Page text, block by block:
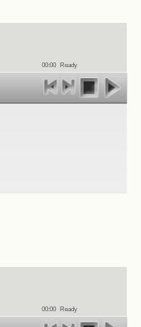
00:00 Ready
00:00 Ready